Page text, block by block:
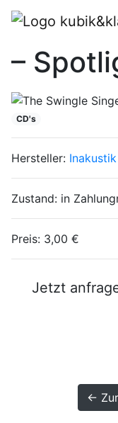
The
–
CD's
Hersteller:
Zustand: in
Preis: 3,00 €
Jetzt
←